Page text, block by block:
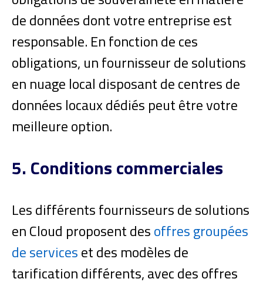
de données dont votre entreprise est
responsable. En fonction de ces
obligations, un fournisseur de solutions
en nuage local disposant de centres de
données locaux dédiés peut être votre
meilleure option.
5. Conditions commerciales
Les différents fournisseurs de solutions
en Cloud proposent desoffres groupées
de serviceset des modèles de
tarification différents, avec des offres